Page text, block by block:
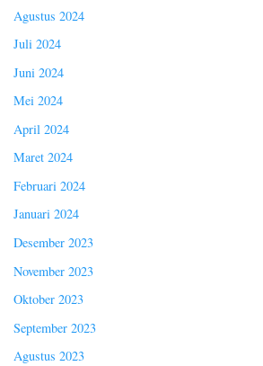
Agustus 2024
Juli 2024
Juni 2024
Mei 2024
April 2024
Maret 2024
Februari 2024
Januari 2024
Desember 2023
November 2023
Oktober 2023
September 2023
Agustus 2023